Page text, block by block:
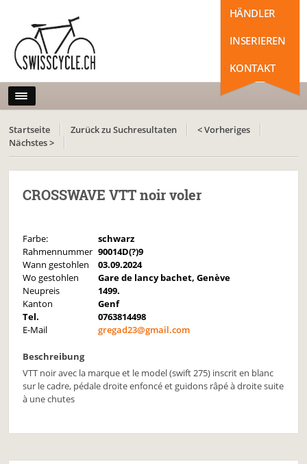
HÄNDLER
INSERIEREN
KONTAKT
Startseite Zurück zu Suchresultaten
< Vorheriges
Nächstes >
CROSSWAVE VTT noir voler
Farbe:
schwarz
Rahmennummer 90014D(?)9
Wann gestohlen
03.09.2024
Wo gestohlen
Gare de lancy bachet, Genève
Neupreis
1499.
Kanton
Genf
Tel.
0763814498
E-Mail
gregad23@gmail.com
Beschreibung
VTT noir avec la marque et le model (swift 275) inscrit en blanc
sur le cadre, pédale droite enfoncé et guidons râpé à droite suite
à une chutes